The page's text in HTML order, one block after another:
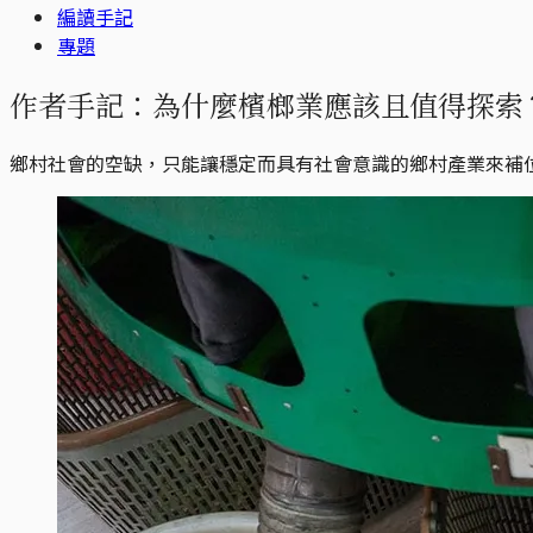
編讀手記
專題
作者手記：為什麼檳榔業應該且值得探索
鄉村社會的空缺，只能讓穩定而具有社會意識的鄉村產業來補